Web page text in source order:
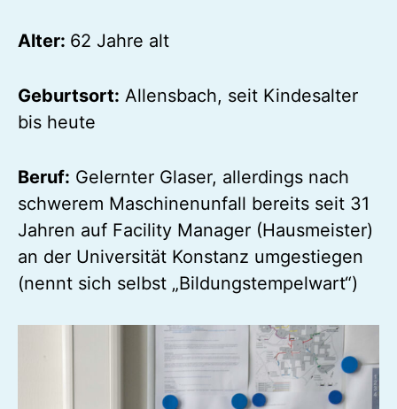
Alter: 62 Jahre alt
Geburtsort: Allensbach, seit Kindesalter
bis heute
Beruf: Gelernter Glaser, allerdings nach
schwerem Maschinenunfall bereits seit 31
Jahren auf Facility Manager (Hausmeister)
an der Universität Konstanz umgestiegen
(nennt sich selbst „Bildungstempelwart“)